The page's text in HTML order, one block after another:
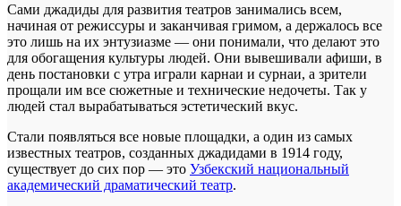
Сами джадиды для развития театров занимались всем,
начиная от режиссуры и заканчивая гримом, а держалось все
это лишь на их энтузиазме — они понимали, что делают это
для обогащения культуры людей. Они вывешивали афиши, в
день постановки с утра играли карнаи и сурнаи, а зрители
прощали им все сюжетные и технические недочеты. Так у
людей стал вырабатываться эстетический вкус.
Стали появляться все новые площадки, а один из самых
известных театров, созданных джадидами в 1914 году,
существует до сих пор — это Узбекский национальный
академический драматический театр.